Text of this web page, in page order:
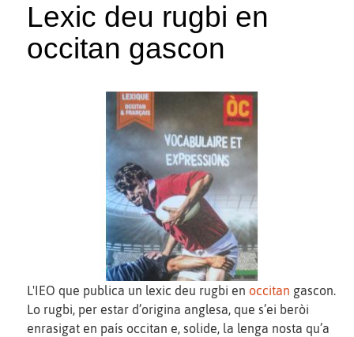
Lexic deu rugbi en
occitan gascon
L'IEO que publica un lexic deu rugbi en occitan gascon.
Lo rugbi, per estar d’origina anglesa, que s’ei beròi
enrasigat en país occitan e, solide, la lenga nosta qu’a